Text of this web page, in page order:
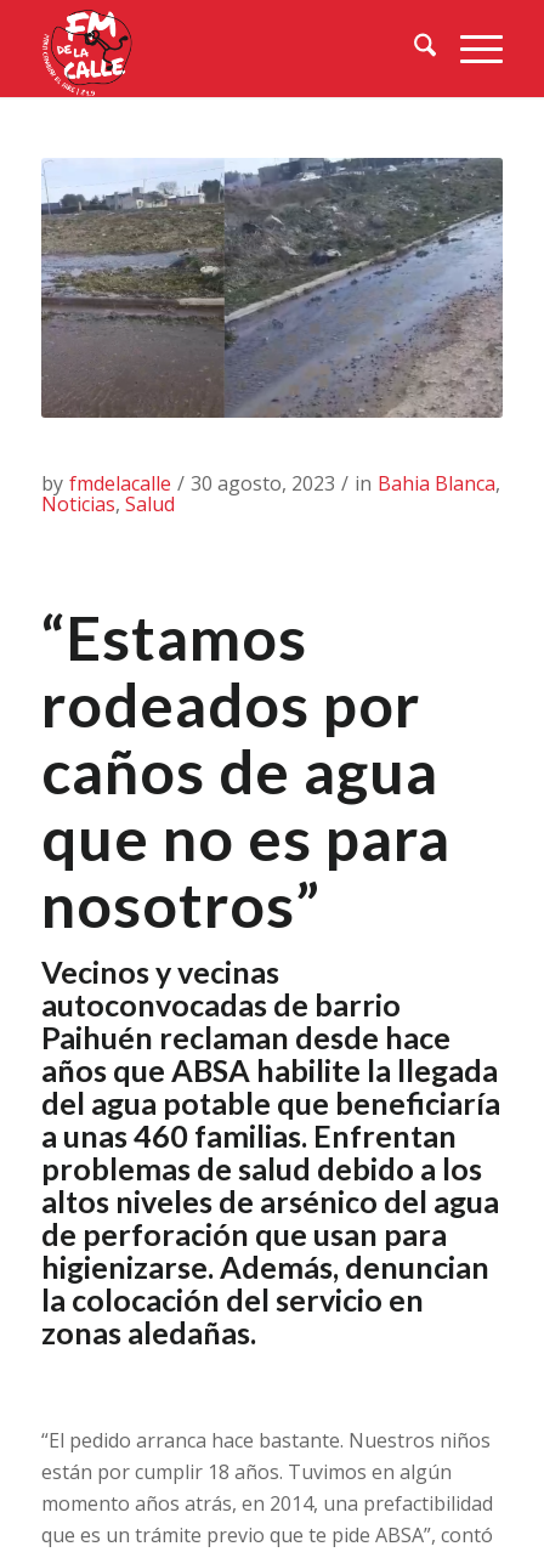
by fmdelacalle / 30 agosto, 2023 / in Bahia Blanca,
Noticias, Salud
“Estamos
rodeados por
caños de agua
que no es para
nosotros”
Vecinos y vecinas
autoconvocadas de barrio
Paihuén reclaman desde hace
años que ABSA habilite la llegada
del agua potable que beneficiaría
a unas 460 familias. Enfrentan
problemas de salud debido a los
altos niveles de arsénico del agua
de perforación que usan para
higienizarse. Además, denuncian
la colocación del servicio en
zonas aledañas.
“El pedido arranca hace bastante. Nuestros niños
están por cumplir 18 años. Tuvimos en algún
momento años atrás, en 2014, una prefactibilidad
que es un trámite previo que te pide ABSA”, contó